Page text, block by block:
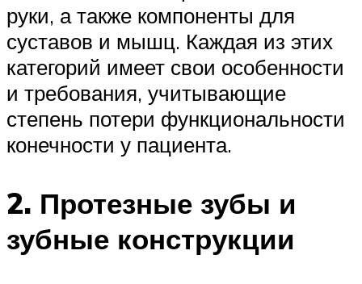
руки, а также компоненты для
суставов и мышц. Каждая из этих
категорий имеет свои особенности
и требования, учитывающие
степень потери функциональности
конечности у пациента.
2. Протезные зубы и
зубные конструкции